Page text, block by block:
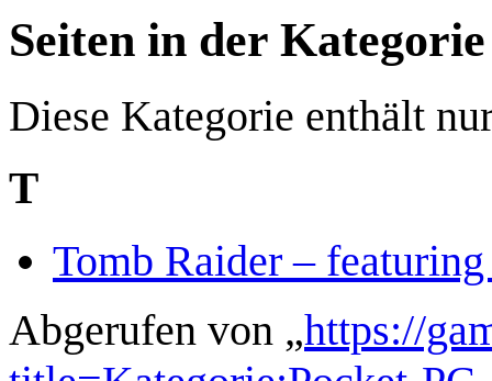
Seiten in der
Diese Kategorie enthält
T
Tomb Raider –
Abgerufen von „https://